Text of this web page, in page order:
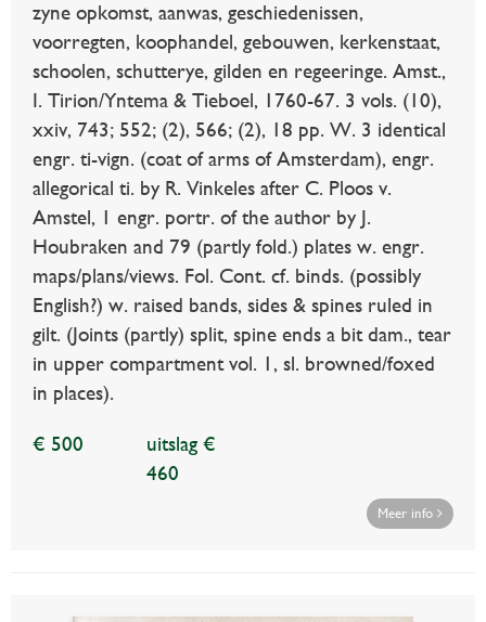
zyne opkomst, aanwas, geschiedenissen,
voorregten, koophandel, gebouwen, kerkenstaat,
schoolen, schutterye, gilden en regeeringe. Amst.,
I. Tirion/Yntema & Tieboel, 1760-67. 3 vols. (10),
xxiv, 743; 552; (2), 566; (2), 18 pp. W. 3 identical
engr. ti-vign. (coat of arms of Amsterdam), engr.
allegorical ti. by R. Vinkeles after C. Ploos v.
Amstel, 1 engr. portr. of the author by J.
Houbraken and 79 (partly fold.) plates w. engr.
maps/plans/views. Fol. Cont. cf. binds. (possibly
English?) w. raised bands, sides & spines ruled in
gilt. (Joints (partly) split, spine ends a bit dam., tear
in upper compartment vol. 1, sl. browned/foxed
in places).
€ 500
uitslag €
460
Meer info